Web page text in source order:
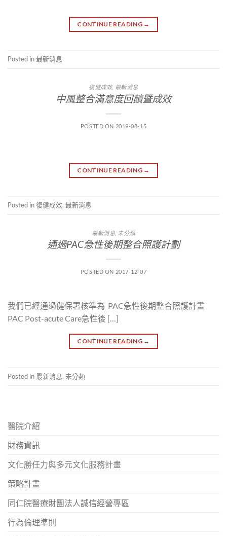
CONTINUE READING →
Posted in最新消息
復健成效, 最新消息
中風整合滿意度回饋暨成效
POSTED ON 2019-08-15
CONTINUE READING →
Posted in復健成效, 最新消息
最新消息 未分類
通過PAC急性後期整合照護計劃
POSTED ON 2017-12-07
我們已經通過健保署核準為 PAC急性後期整合照護計畫
PAC Post-acute Care急性後 […]
CONTINUE READING →
Posted in最新消息, 未分類
醫院介紹
財務資訊
文化勝任力與多元文化服務計畫
策略計畫
同仁院醫療財團法人誠信經營專區
行為倫理準則